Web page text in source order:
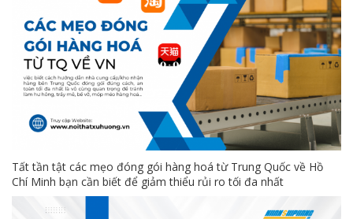
Tất tần tật các mẹo đóng gói hàng hoá từ Trung Quốc về Hồ
Chí Minh bạn cần biết để giảm thiểu rủi ro tối đa nhất